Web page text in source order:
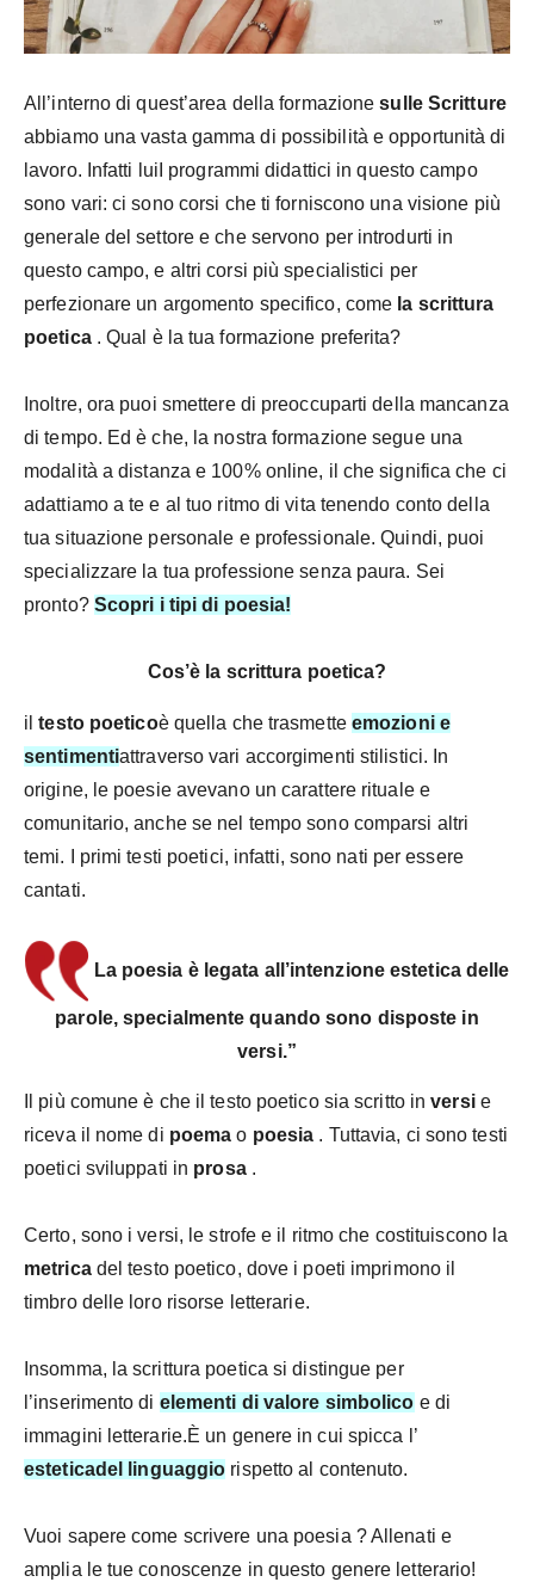
All’interno di quest’area della formazionesulle Scritture
abbiamo una vasta gamma di possibilità e opportunità di
lavoro. Infatti lui I programmi didattici in questo campo
sono vari: ci sono corsi che ti forniscono una visione più
generale del settore e che servono per introdurti in
questo campo, e altri corsi più specialistici per
perfezionare un argomento specifico, come la scrittura
poetica. Qual è la tua formazione preferita?
Inoltre, ora puoi smettere di preoccuparti della mancanza
di tempo. Ed è che, la nostra formazione segue una
modalità a distanza e 100% online, il che significa che ci
adattiamo a te e al tuo ritmo di vita tenendo conto della
tua situazione personale e professionale. Quindi, puoi
specializzare la tua professione senza paura. Sei
pronto? Scopri i tipi di poesia!
Cos’è la scrittura poetica?
il testo poeticoè quella che trasmette emozioni e
sentimentiattraverso vari accorgimenti stilistici. In
origine, le poesie avevano un carattere rituale e
comunitario, anche se nel tempo sono comparsi altri
temi. I primi testi poetici, infatti, sono nati per essere
cantati.
La poesia è legata all’intenzione estetica delle
parole, specialmente quando sono disposte in
versi.”
Il più comune è che il testo poetico sia scritto inversie
riceva il nome di poema o poesia . Tuttavia, ci sono testi
poetici sviluppati in prosa.
Certo, sono i versi, le strofe e il ritmo che costituiscono la
metricadel testo poetico, dove i poeti imprimono il
timbro delle loro risorse letterarie.
Insomma, la scrittura poetica si distingue per
l’inserimento di elementi di valore simbolico e di
immagini letterarie.È un genere in cui spicca l’
esteticadel linguaggio rispetto al contenuto.
Vuoi sapere come scrivere una poesia ? Allenati e
amplia le tue conoscenze in questo genere letterario!